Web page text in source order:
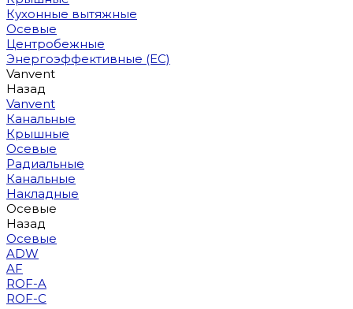
Кухонные вытяжные
Осевые
Центробежные
Энергоэффективные (EC)
Vanvent
Назад
Vanvent
Канальные
Крышные
Осевые
Радиальные
Канальные
Накладные
Осевые
Назад
Осевые
ADW
AF
ROF-A
ROF-C